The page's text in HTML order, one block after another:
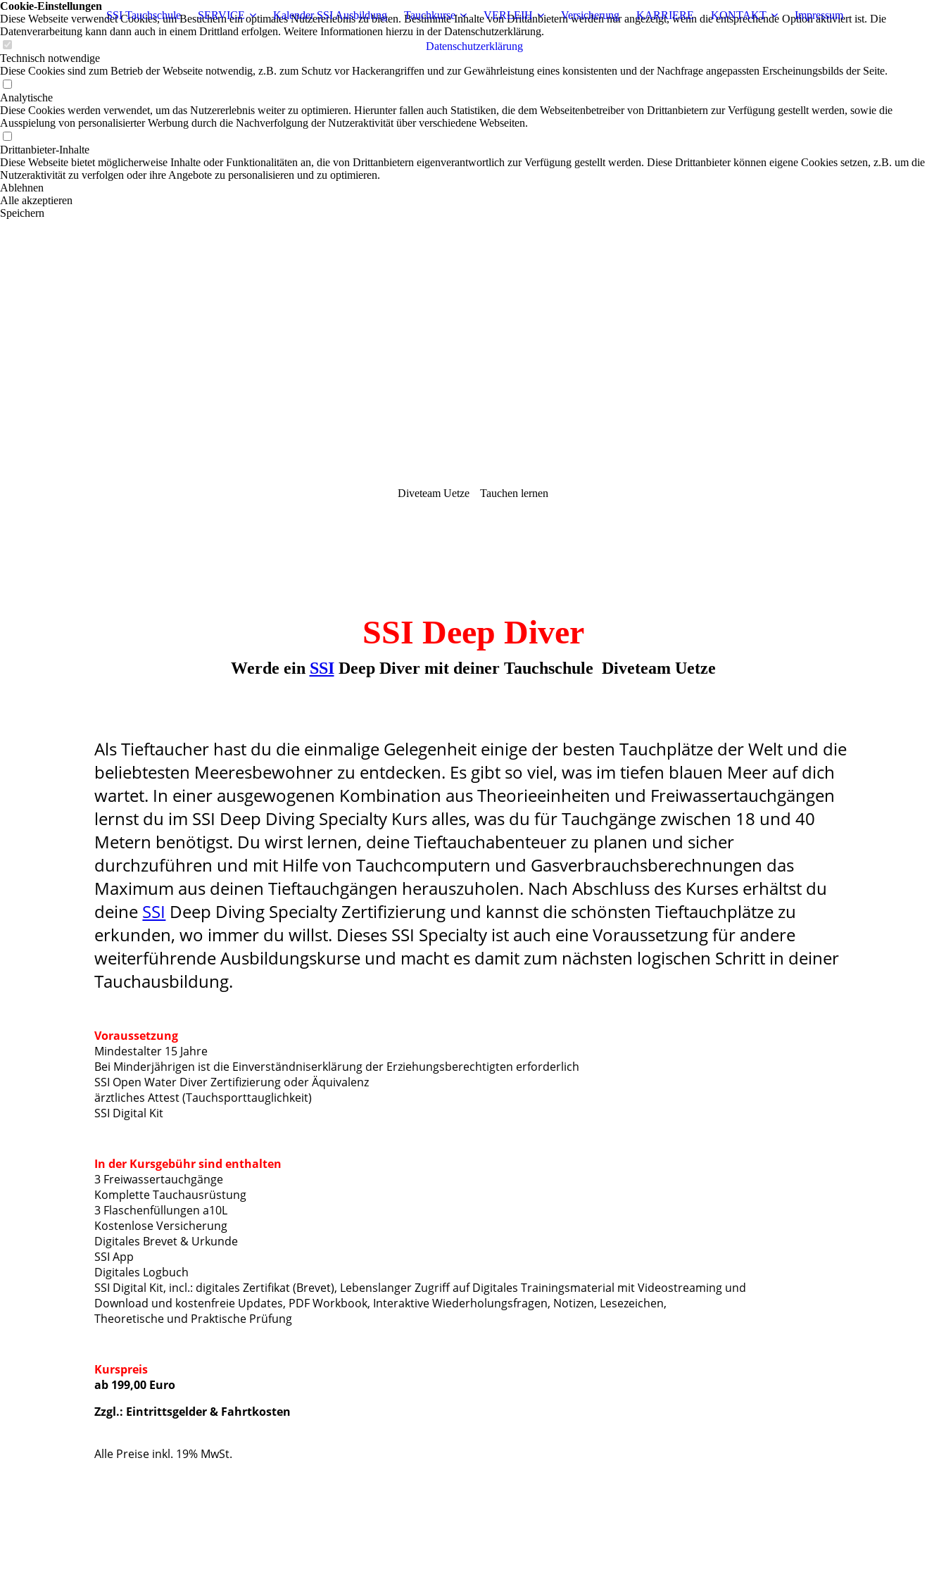
SSI Tauchschule SERVICE Kalender SSI Ausbildung Tauchkurse VERLEIH Versicherung KARRIERE KONTAKT Impressum
Datenschutzerklärung
Diveteam Uetze Tauchen lernen
SSI Deep Diver
Werde ein SSIDeep Diver mit deiner Tauchschule Diveteam Uetze
Als Tieftaucher hast du die einmalige Gelegenheit einige der besten Tauchplätze der Welt und die
beliebtesten Meeresbewohner zu entdecken. Es gibt so viel, was im tiefen blauen Meer auf dich
wartet. In einer ausgewogenen Kombination aus Theorieeinheiten und Freiwassertauchgängen
lernst du im SSI Deep Diving Specialty Kurs alles, was du für Tauchgänge zwischen 18 und 40
Metern benötigst. Du wirst lernen, deine Tieftauchabenteuer zu planen und sicher
durchzuführen und mit Hilfe von Tauchcomputern und Gasverbrauchsberechnungen das
Maximum aus deinen Tieftauchgängen herauszuholen. Nach Abschluss des Kurses erhältst du
deine SSI Deep Diving Specialty Zertifizierung und kannst die schönsten Tieftauchplätze zu
erkunden, wo immer du willst. Dieses SSI Specialty ist auch eine Voraussetzung für andere
weiterführende Ausbildungskurse und macht es damit zum nächsten logischen Schritt in deiner
Tauchausbildung.
Voraussetzung
Mindestalter 15 Jahre
Bei Minderjährigen ist die Einverständniserklärung der Erziehungsberechtigten erforderlich
SSI Open Water Diver Zertifizierung oder Äquivalenz
ärztliches Attest (Tauchsporttauglichkeit)
SSI Digital Kit
In der Kursgebühr sind enthalten
3 Freiwassertauchgänge
Komplette Tauchausrüstung
3 Flaschenfüllungen a10L
Kostenlose Versicherung
Digitales Brevet & Urkunde
SSI App
Digitales Logbuch
SSI Digital Kit, incl.: digitales Zertifikat (Brevet), Lebenslanger Zugriff auf Digitales Trainingsmaterial mit Videostreaming und
Download und kostenfreie Updates, PDF Workbook, Interaktive Wiederholungsfragen, Notizen, Lesezeichen,
Theoretische und Praktische Prüfung
Kurspreis
ab 199,00 Euro
Zzgl.: Eintrittsgelder & Fahrtkosten
Alle Preise inkl. 19% MwSt.
Cookie-Einstellungen
Diese Webseite verwendet Cookies, um Besuchern ein optimales Nutzererlebnis zu bieten. Bestimmte Inhalte von Drittanbietern werden nur angezeigt, wenn die entsprechende Option aktiviert ist. Die
Datenverarbeitung kann dann auch in einem Drittland erfolgen. Weitere Informationen hierzu in der Datenschutzerklärung.
Technisch notwendige
Diese Cookies sind zum Betrieb der Webseite notwendig, z.B. zum Schutz vor Hackerangriffen und zur Gewährleistung eines konsistenten und der Nachfrage angepassten Erscheinungsbilds der Seite.
Analytische
Diese Cookies werden verwendet, um das Nutzererlebnis weiter zu optimieren. Hierunter fallen auch Statistiken, die dem Webseitenbetreiber von Drittanbietern zur Verfügung gestellt werden, sowie die
Ausspielung von personalisierter Werbung durch die Nachverfolgung der Nutzeraktivität über verschiedene Webseiten.
Drittanbieter-Inhalte
Diese Webseite bietet möglicherweise Inhalte oder Funktionalitäten an, die von Drittanbietern eigenverantwortlich zur Verfügung gestellt werden. Diese Drittanbieter können eigene Cookies setzen, z.B. um die
Nutzeraktivität zu verfolgen oder ihre Angebote zu personalisieren und zu optimieren.
Ablehnen
Alle akzeptieren
Speichern